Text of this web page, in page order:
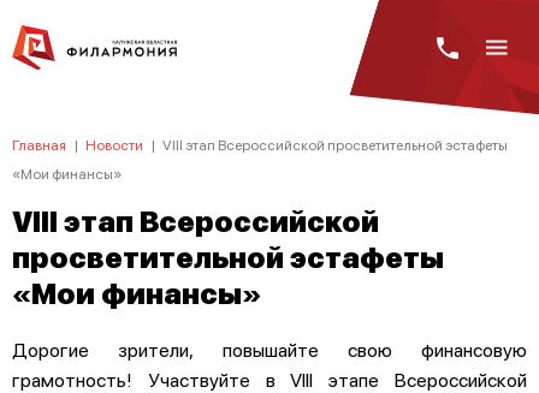
Главная | Новости | VIII этап Всероссийской просветительной эстафеты
«Мои финансы»
VIII этап Всероссийской
просветительной эстафеты
«Мои финансы»
Дорогие зрители, повышайте свою финансовую
грамотность! Участвуйте в VIII этапе Всероссийской